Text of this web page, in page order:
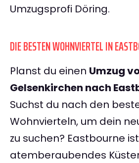
Umzugsprofi Döring.
DIE BESTEN WOHNVIERTEL IN
Planst du einen Umzug
Gelsenkirchen nach
Suchst du nach den
Wohnvierteln, um dein
zu suchen? Eastbourne
atemberaubendes